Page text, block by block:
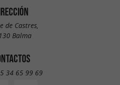
de Castres,
Balma
34 65 99 69